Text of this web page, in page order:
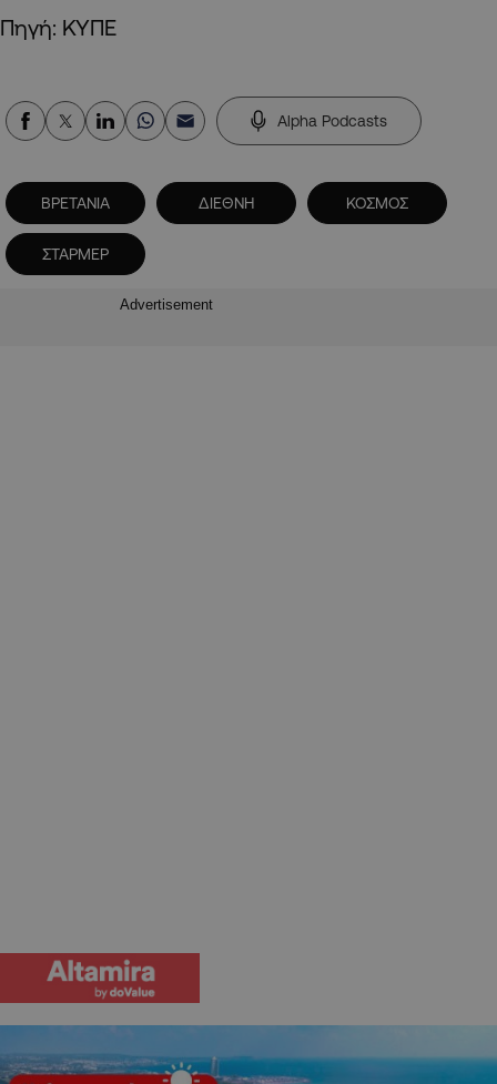
Πηγή: ΚΥΠΕ
Alpha Podcasts
ΒΡΕΤΑΝΙΑ ΔΙΕΘΝΗ ΚΟΣΜΟΣ
ΣΤΑΡΜΕΡ
Advertisement